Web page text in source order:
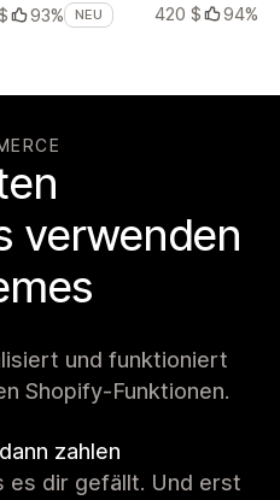
93% NEU
420 $
94%
verwenden
und funktioniert
Shopify-Funktionen.
zahlen
es dir gefällt. Und erst